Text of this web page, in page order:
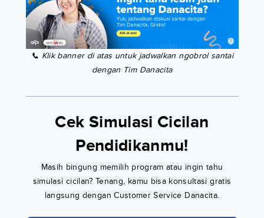
📞 Klik banner di atas untuk jadwalkan ngobrol santai
dengan Tim Danacita
Cek Simulasi Cicilan
Pendidikanmu!
Masih bingung memilih program atau ingin tahu
simulasi cicilan? Tenang, kamu bisa konsultasi gratis
langsung dengan Customer Service Danacita.